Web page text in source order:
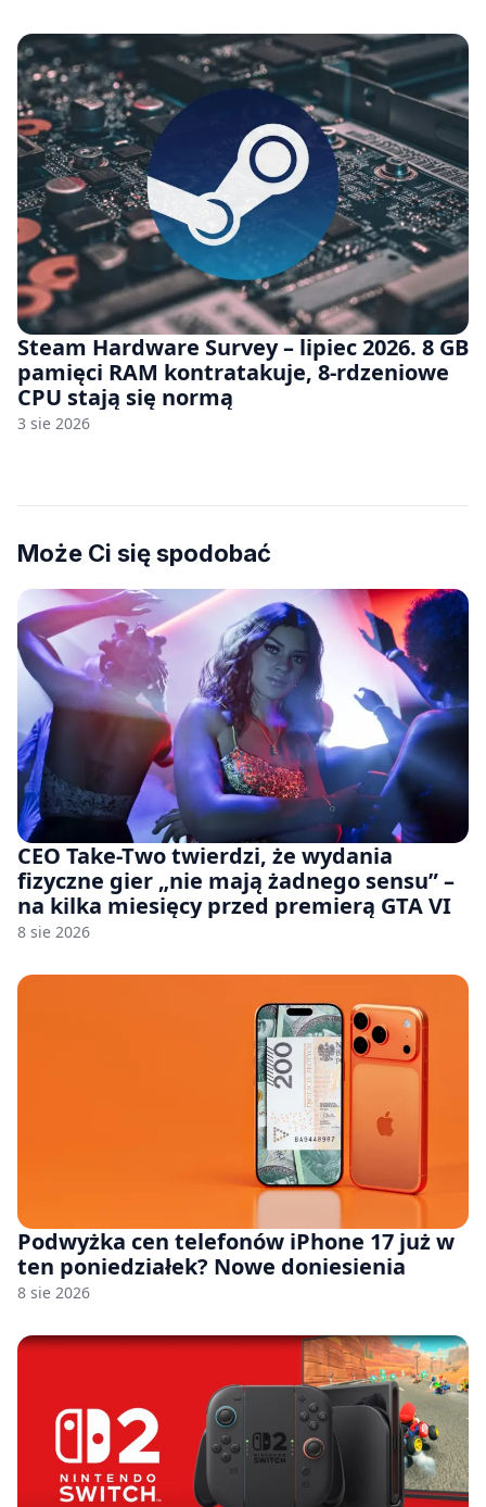
Steam Hardware Survey – lipiec 2026. 8 GB
pamięci RAM kontratakuje, 8-rdzeniowe
CPU stają się normą
3 sie 2026
Może Ci się spodobać
CEO Take-Two twierdzi, że wydania
fizyczne gier „nie mają żadnego sensu” –
na kilka miesięcy przed premierą GTA VI
8 sie 2026
Podwyżka cen telefonów iPhone 17 już w
ten poniedziałek? Nowe doniesienia
8 sie 2026